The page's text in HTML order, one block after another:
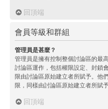
回頂端
會員等級和群組
管理員是甚麼？
管理員是擁有控制整個討論區的最
討論區運作，包括權限設定、封鎖
限由討論區原始建立者所賦予。他
限，同樣由討論區原始建立者所賦予
回頂端